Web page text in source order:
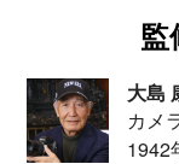
大島
カメ
1942